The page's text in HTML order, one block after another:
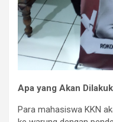
Apa yang Akan
Para mahasiswa KKN